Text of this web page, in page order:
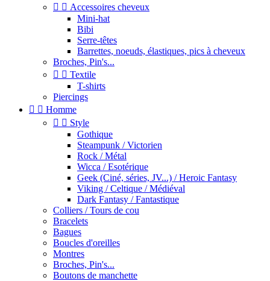
  Accessoires cheveux
Mini-hat
Bibi
Serre-têtes
Barrettes, noeuds, élastiques, pics à cheveux
Broches, Pin's...
  Textile
T-shirts
Piercings
  Homme
  Style
Gothique
Steampunk / Victorien
Rock / Métal
Wicca / Esotérique
Geek (Ciné, séries, JV...) / Heroic Fantasy
Viking / Celtique / Médiéval
Dark Fantasy / Fantastique
Colliers / Tours de cou
Bracelets
Bagues
Boucles d'oreilles
Montres
Broches, Pin's...
Boutons de manchette